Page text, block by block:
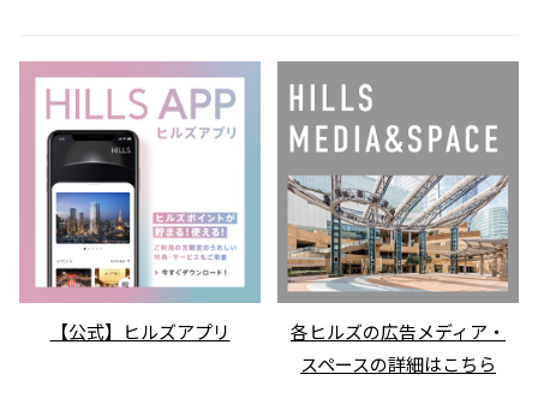
【公式】ヒルズアプリ
各ヒルズの広告メディア・
スペースの詳細はこちら